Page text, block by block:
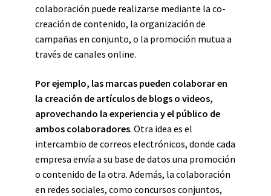
colaboración puede realizarse mediante la co-
creación de contenido, la organización de
campañas en conjunto, o la promoción mutua a
través de canales online.
Por ejemplo, las marcas pueden colaborar en
la creación de artículos de blogs o videos,
aprovechando la experiencia y el público de
ambos colaboradores. Otra idea es el
intercambio de correos electrónicos, donde cada
empresa envía a su base de datos una promoción
o contenido de la otra. Además, la colaboración
en redes sociales, como concursos conjuntos,